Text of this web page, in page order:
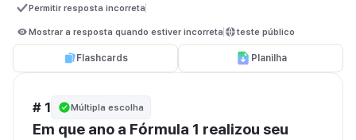
Permitir resposta incorreta
Mostrar a resposta quando estiver incorreta teste público
Flashcards Planilha
# 1 Múltipla escolha
Em que ano a Fórmula 1 realizou seu